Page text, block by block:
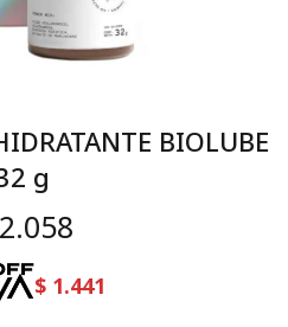
BIOLUBE
g
2.058
$ 1.441